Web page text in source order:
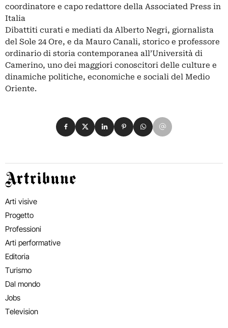
coordinatore e capo redattore della Associated Press in
Italia
Dibattiti curati e mediati da Alberto Negri, giornalista
del Sole 24 Ore, e da Mauro Canali, storico e professore
ordinario di storia contemporanea all’Università di
Camerino, uno dei maggiori conoscitori delle culture e
dinamiche politiche, economiche e sociali del Medio
Oriente.
Condividi su Facebook
Condividi su X
Condividi su LinkedIn
Condividi su Pinterest
Condividi su WhatsApp
Condividi su Email
Artribune
Arti visive
Progetto
Professioni
Arti performative
Editoria
Turismo
Dal mondo
Jobs
Television